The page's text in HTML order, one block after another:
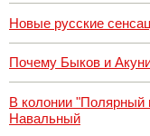
Новые русские
Почему Быков и
В колонии "Полярный
Навальный